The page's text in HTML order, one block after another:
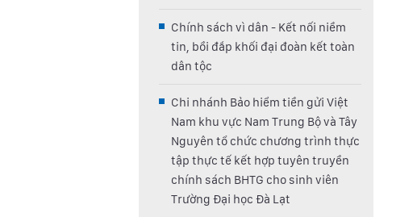
Chính sách vì dân - Kết nối niềm
tin, bồi đắp khối đại đoàn kết toàn
dân tộc
Chi nhánh Bảo hiểm tiền gửi Việt
Nam khu vực Nam Trung Bộ và Tây
Nguyên tổ chức chương trình thực
tập thực tế kết hợp tuyên truyền
chính sách BHTG cho sinh viên
Trường Đại học Đà Lạt